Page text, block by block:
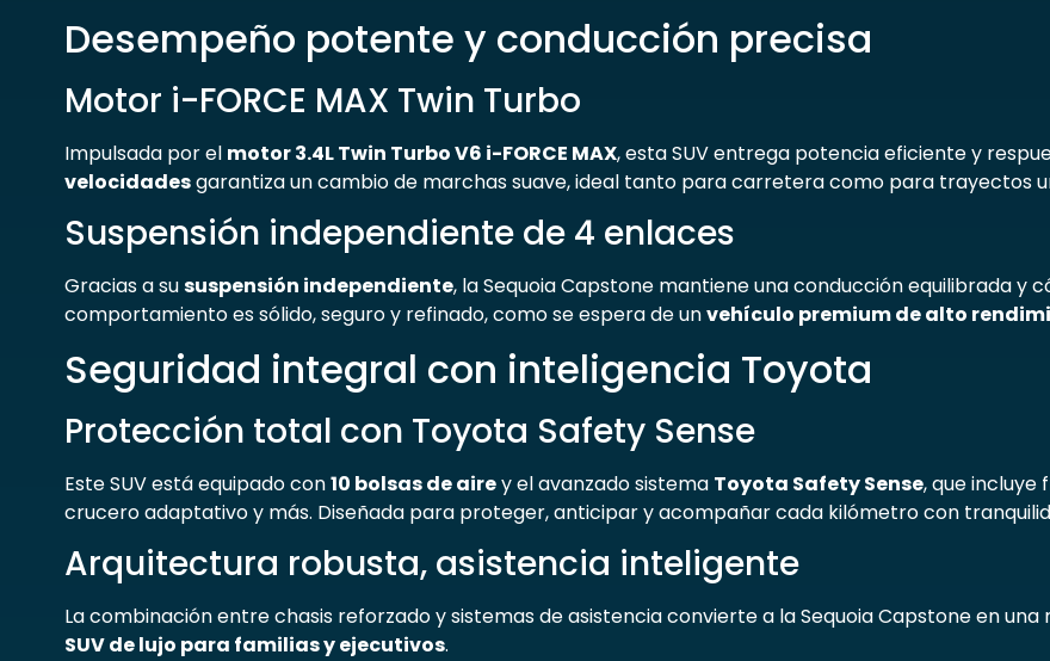
Desempeño potente y conducción precisa
Motor i-FORCE MAX Twin Turbo
Impulsada por el motor 3.4L Twin Turbo V6 i-FORCE MAX, esta SUV entrega potencia eficiente y
velocidadesgarantiza un cambio de marchas suave, ideal tanto para carretera como para trayectos
Suspensión independiente de 4 enlaces
Gracias a sususpensión independiente, la Sequoia Capstone mantiene una conducción equilibrada y
comportamiento es sólido, seguro y refinado, como se espera de unvehículo premium de alto
Seguridad integral con inteligencia Toyota
Protección total con Toyota Safety Sense
Este SUV está equipado con10 bolsas de airey el avanzado sistema Toyota Safety Sense, que
crucero adaptativo y más. Diseñada para proteger, anticipar y acompañar cada kilómetro con
Arquitectura robusta, asistencia inteligente
La combinación entre chasis reforzado y sistemas de asistencia convierte a la Sequoia Capstone en
SUV de lujo para familias y ejecutivos.